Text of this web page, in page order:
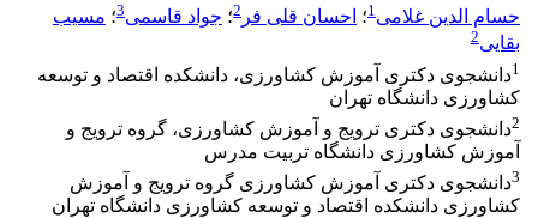
حسام الدین غلامی1؛ احسان قلی فر 2؛ جواد قاسمی3؛ مسیب
بقایی2
1دانشجوی دکتری آموزش کشاورزی، دانشکده اقتصاد و توسعه
کشاورزی دانشگاه تهران
2دانشجوی دکتری ترویج و آموزش کشاورزی، گروه ترویج و
آموزش کشاورزی دانشگاه تربیت مدرس
3دانشجوی دکتری آموزش کشاورزی گروه ترویج و آموزش
کشاورزی دانشکده اقتصاد و توسعه کشاورزی دانشگاه تهران